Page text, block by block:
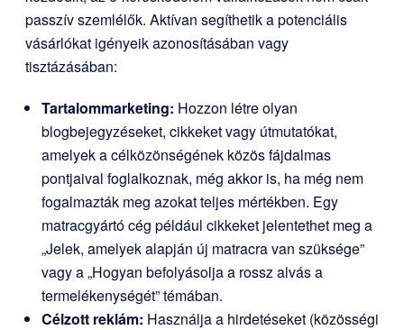
passzív szemlélők. Aktívan segíthetik a potenciális
vásárlókat igényeik azonosításában vagy
tisztázásában:
Tartalommarketing: Hozzon létre olyan
blogbejegyzéseket, cikkeket vagy útmutatókat,
amelyek a célközönségének közös fájdalmas
pontjaival foglalkoznak, még akkor is, ha még nem
fogalmazták meg azokat teljes mértékben. Egy
matracgyártó cég például cikkeket jelentethet meg a
„Jelek, amelyek alapján új matracra van szüksége”
vagy a „Hogyan befolyásolja a rossz alvás a
termelékenységét” témában.
Célzott reklám: Használja a hirdetéseket (közösségi